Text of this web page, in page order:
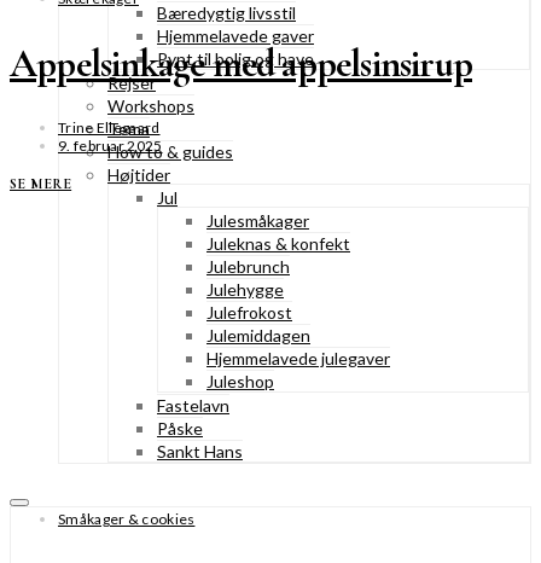
Bæredygtig livsstil
Hjemmelavede gaver
Pynt til bolig og have
Rejser
Workshops
Tema
How to & guides
Højtider
Jul
Julesmåkager
Juleknas & konfekt
Julebrunch
Julehygge
Julefrokost
Julemiddagen
Hjemmelavede julegaver
Juleshop
Fastelavn
Påske
Sankt Hans
Appelsinkage med appelsinsirup
Trine Ellegaard
9. februar 2025
SE MERE
Småkager & cookies